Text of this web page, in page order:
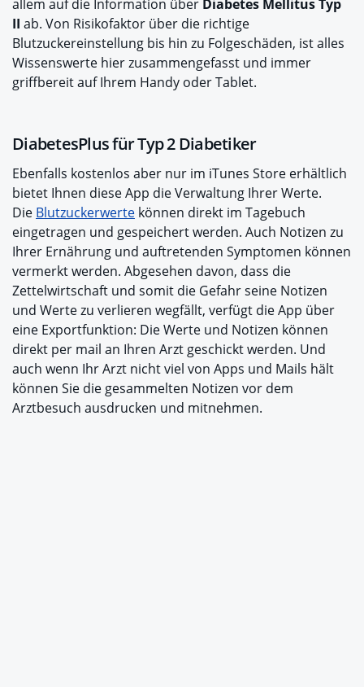
allem auf die Information über Diabetes Mellitus Typ
II ab. Von Risikofaktor über die richtige
Blutzuckereinstellung bis hin zu Folgeschäden, ist alles
Wissenswerte hier zusammengefasst und immer
griffbereit auf Ihrem Handy oder Tablet.
DiabetesPlus für Typ 2 Diabetiker
Ebenfalls kostenlos aber nur im iTunes Store erhältlich
bietet Ihnen diese App die Verwaltung Ihrer Werte.
Die Blutzuckerwerte können direkt im Tagebuch
eingetragen und gespeichert werden. Auch Notizen zu
Ihrer Ernährung und auftretenden Symptomen können
vermerkt werden. Abgesehen davon, dass die
Zettelwirtschaft und somit die Gefahr seine Notizen
und Werte zu verlieren wegfällt, verfügt die App über
eine Exportfunktion: Die Werte und Notizen können
direkt per mail an Ihren Arzt geschickt werden. Und
auch wenn Ihr Arzt nicht viel von Apps und Mails hält
können Sie die gesammelten Notizen vor dem
Arztbesuch ausdrucken und mitnehmen.